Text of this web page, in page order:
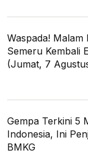
Waspada! Malam
Semeru Kembali
(Jumat, 7
Gempa Terkini 5
Indonesia, Ini
BMKG